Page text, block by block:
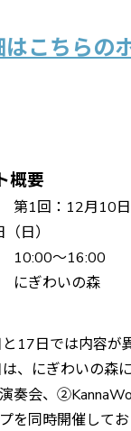
はこちらの
概要
第1回：12月10
日）
10:00～16:00
にぎわいの森
日では内容が異
、にぎわいの森
奏会、
を同時開催してお